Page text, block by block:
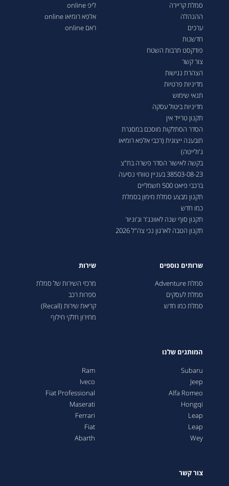
סמלת קריירה
ההנהלה
ערכים
חדשנות
פודקסט תרבות השטח
צור קשר
הצהרת נגישות
מדיניות פרטיות
תנאי שימוש
מדיניות ביטול עסקה
תקנון טרייד אין
הסדר הסתלקות מוסכם במסגרת
תובענה ייצוגית (רכבי אלפא רומיאו
ג'ולייטה)
בקשה לאישור הסדר פשרה בת"צ
38503-08-23 בעניין טווחי נסיעה
ברכבי פיאט 500 חשמליים
תקנון מבצע סמלת מימון בסמלת
כמו חדש
תקנון סוף שנה לאוונג'ר וג'וניור
תקנון הטבה לארגון נכי צה"ל 2026
ליפ online
אלפא רומיאו online
ראם online
שרותים נוספים
סמלת Adventure
סמלת לעסקים
סמלת כמו חדש
שירות
מרכזי השירות של סמלת
ספרות רכב
קריאת שירות (Recall)
מחירון חלקי חילוף
המותגים שלנו
Subaru
Jeep
Alfa Romeo
Hongqi
Leap
Leap
Wey
Ram
Iveco
Fiat Professional
Maserati
Ferrari
Fiat
Abarth
צור קשר